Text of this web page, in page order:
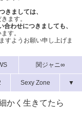
きましては、
ます。
合わせにつきましても、
す。
すようお願い申し上げま
関ジャニ∞
Sexy Zone ▼
かく生きてたら